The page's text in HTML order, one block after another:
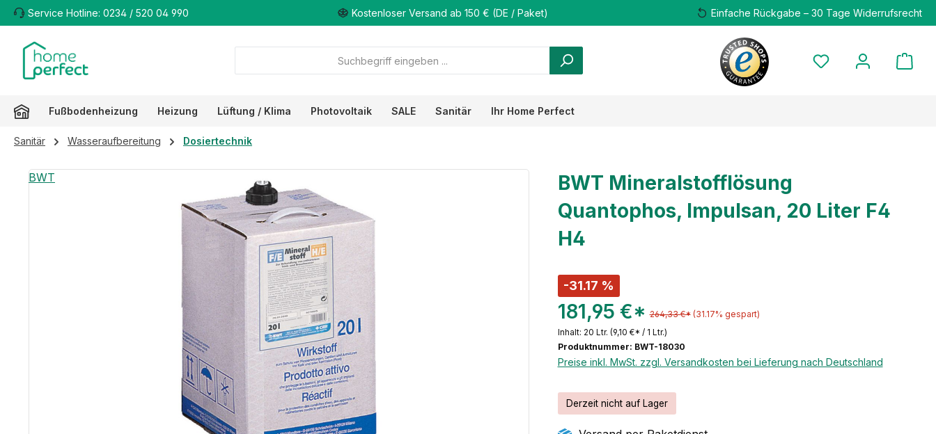
Hauptinhalt springen
Zur Suche springen
Zur Hauptnavigation springen
Service Hotline: 0234 / 520 04 990 Kostenloser Versand ab 150 € (DE / Paket) Einfache Rückgabe – 30 Tage Widerrufsrecht
Fußbodenheizung Heizung Lüftung / Klima Photovoltaik SALE Sanitär Ihr Home Perfect
Sanitär Wasseraufbereitung Dosiertechnik
BWT
Bildergalerie überspringen
BWT Mineralstofflösung
Quantophos, Impulsan, 20 Liter F4
H4
-31.17 %
181,95 €* 264,33 €* (31.17% gespart)
Inhalt: 20 Ltr. (9,10 €* / 1 Ltr.)
Produktnummer: BWT-18030
Preise inkl. MwSt. zzgl. Versandkosten bei Lieferung nach Deutschland
Derzeit nicht auf Lager